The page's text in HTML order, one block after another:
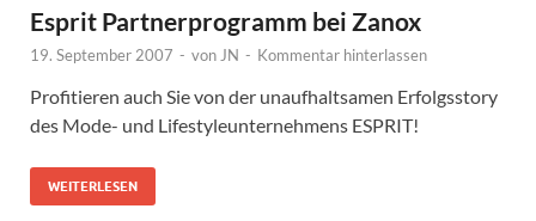
Esprit Partnerprogramm bei Zanox
19. September 2007 - von JN - Kommentar hinterlassen
Profitieren auch Sie von der unaufhaltsamen Erfolgsstory
des Mode- und Lifestyleunternehmens ESPRIT!
WEITERLESEN